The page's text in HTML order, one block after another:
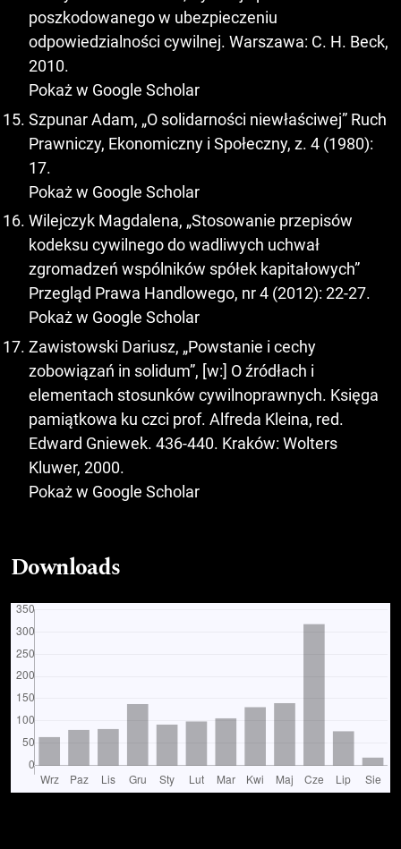
poszkodowanego w ubezpieczeniu
odpowiedzialności cywilnej. Warszawa: C. H. Beck,
2010.
Pokaż w Google Scholar
Szpunar Adam, „O solidarności niewłaściwej” Ruch
Prawniczy, Ekonomiczny i Społeczny, z. 4 (1980):
17.
Pokaż w Google Scholar
Wilejczyk Magdalena, „Stosowanie przepisów
kodeksu cywilnego do wadliwych uchwał
zgromadzeń wspólników spółek kapitałowych”
Przegląd Prawa Handlowego, nr 4 (2012): 22-27.
Pokaż w Google Scholar
Zawistowski Dariusz, „Powstanie i cechy
zobowiązań in solidum”, [w:] O źródłach i
elementach stosunków cywilnoprawnych. Księga
pamiątkowa ku czci prof. Alfreda Kleina, red.
Edward Gniewek. 436-440. Kraków: Wolters
Kluwer, 2000.
Pokaż w Google Scholar
Downloads